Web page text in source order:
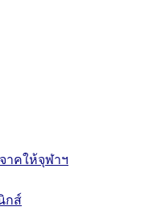
าคให้จุฬาฯ
กส์